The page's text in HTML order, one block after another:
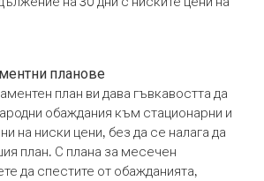
планове
план ви дава гъвкавостта да
обаждания към стационарни и
на ниски цени, без да се налага да
план. С плана за месечен
да спестите от обажданията,